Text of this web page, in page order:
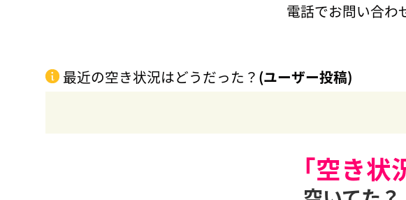
電話でお問い合わ
最近の空き状況はどうだった？ (ユーザー投稿)
「空き状